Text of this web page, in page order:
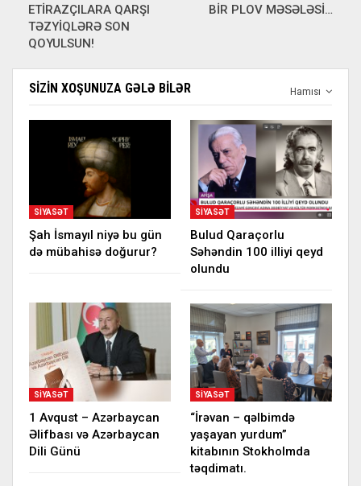
ETİRAZÇILARA QARŞI
TƏZYİQLƏRƏ SON
QOYULSUN!
BİR PLOV MƏSƏLƏSİ…
Hamısı
SIZIN XOŞUNUZA GƏLƏ BILƏR
SIYASƏT
Şah İsmayıl niyə bu gün
də mübahisə doğurur?
SIYASƏT
Bulud Qaraçorlu
Səhəndin 100 illiyi qeyd
olundu
SIYASƏT
1 Avqust – Azərbaycan
Əlifbası və Azərbaycan
Dili Günü
SIYASƏT
“İrəvan – qəlbimdə
yaşayan yurdum”
kitabının Stokholmda
təqdimatı.